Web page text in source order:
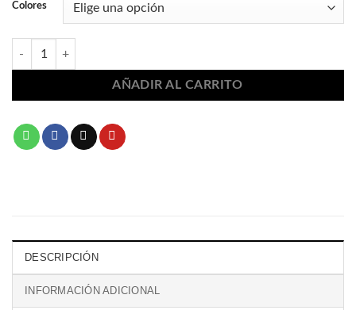
Colores
Mantoncillo de encaje 2481 cantidad
AÑADIR AL CARRITO
DESCRIPCIÓN
INFORMACIÓN ADICIONAL